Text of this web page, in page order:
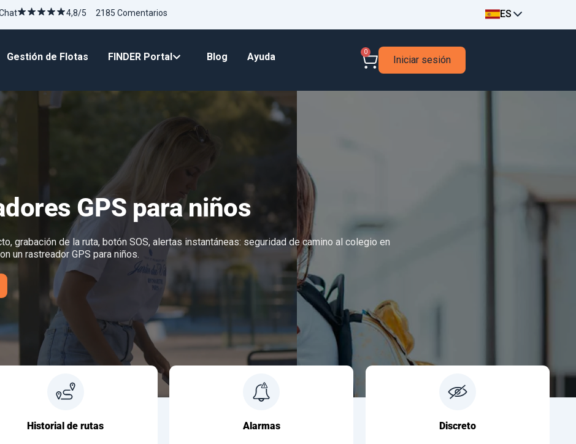
4,8/5 2185 Comentarios ES
Gestión de Flotas FINDER Portal Blog Ayuda 0
Iniciar sesión
GPS para niños
grabación de la ruta, botón SOS, alertas instantáneas: seguridad de camino al colegio en
un rastreador GPS para niños.
Historial de rutas Alarmas Discreto